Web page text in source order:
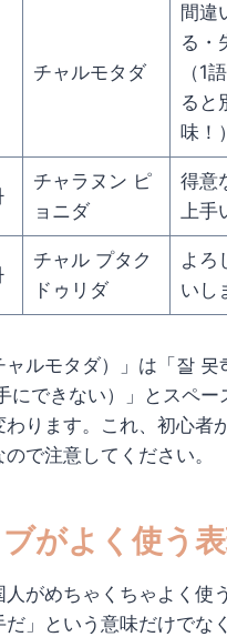
チャルモタダ
間違
る・
（1
ると
味！）
チャラヌン ピ
ョニダ
得意
上手
チャル プタク
ドゥリダ
よろ
いし
ャルモタダ）」は「잘 못
にできない）」とスペー
わります。これ、初心者
で注意してください。
がよく使う
がめちゃくちゃよく使
だ」という意味だけでな